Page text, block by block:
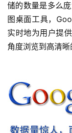
储的数量是多么
图桌面工具，
实时地为用户提
角度浏览到高清晰